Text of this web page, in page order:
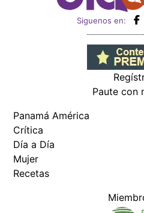
Siguenos en:
Paute con
Panamá América
Crítica
Día a Día
Mujer
Recetas